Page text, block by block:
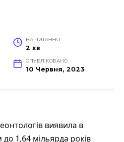
НА ЧИТАННЯ
2 хв
ОПУБЛІКОВАНО
10 Червня, 2023
виявила в
до 1,64 мільярда років